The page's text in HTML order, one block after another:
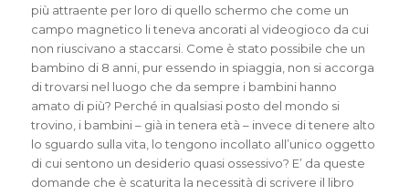
più attraente per loro di quello schermo che come un
campo magnetico li teneva ancorati al videogioco da cui
non riuscivano a staccarsi. Come è stato possibile che un
bambino di 8 anni, pur essendo in spiaggia, non si accorga
di trovarsi nel luogo che da sempre i bambini hanno
amato di più? Perché in qualsiasi posto del mondo si
trovino, i bambini – già in tenera età – invece di tenere alto
lo sguardo sulla vita, lo tengono incollato all’unico oggetto
di cui sentono un desiderio quasi ossessivo? E’ da queste
domande che è scaturita la necessità di scrivere il libro